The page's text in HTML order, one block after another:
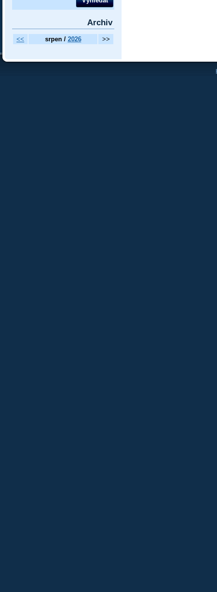
Archiv
<< srpen / 2026 >>